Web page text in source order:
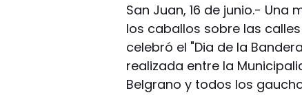
San Juan, 16 de junio.-
los caballos sobre las
celebró el "Dia de la
realizada entre la
Belgrano y todos los